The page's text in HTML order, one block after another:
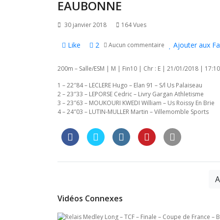
EAUBONNE
30 janvier 2018 164 Vues
Like 2 Aucun commentaire Ajouter aux
200m – Salle/ESM | M | Fin10 | Chr : E | 21/01/2018 | 17:10
1 – 22″84 – LECLERE Hugo – Elan 91 – S/l Us Palaiseau
2 – 23″33 – LEPORSE Cedric – Livry Gargan Athletisme
3 – 23″63 – MOUKOURI KWEDI William – Us Roissy En Brie
4 – 24″03 – LUTIN-MULLER Martin – Villemomble Sports
Vidéos Connexes